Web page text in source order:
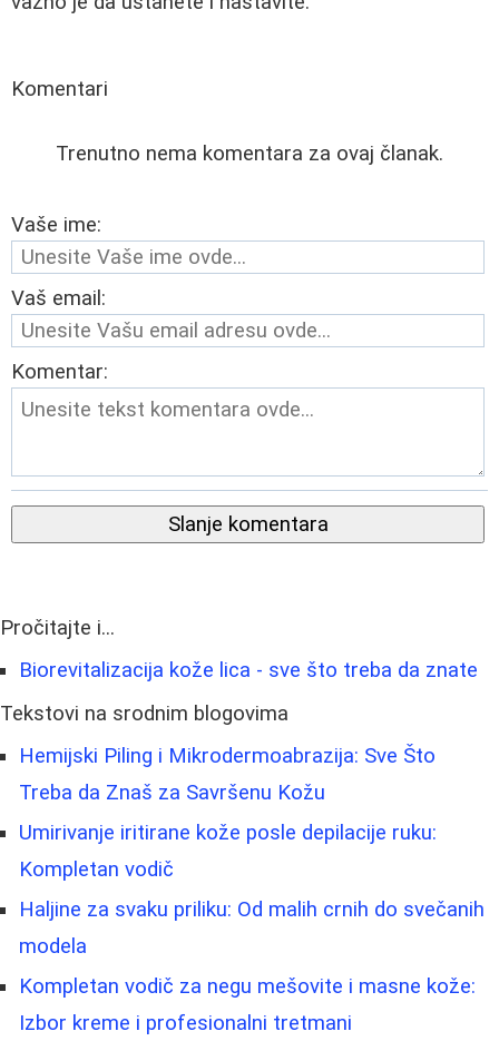
Komentari
Trenutno nema komentara za ovaj članak.
Vaše ime:
Vaš email:
Komentar:
Slanje komentara
Pročitajte i...
Biorevitalizacija kože lica - sve što treba da znate
Tekstovi na srodnim blogovima
Hemijski Piling i Mikrodermoabrazija: Sve Što
Treba da Znaš za Savršenu Kožu
Umirivanje iritirane kože posle depilacije ruku:
Kompletan vodič
Haljine za svaku priliku: Od malih crnih do svečanih
modela
Kompletan vodič za negu mešovite i masne kože:
Izbor kreme i profesionalni tretmani